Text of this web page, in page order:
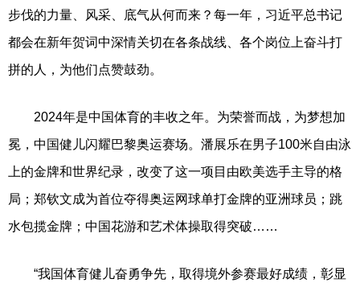
步伐的力量、风采、底气从何而来？每一年，习近平总书记
都会在新年贺词中深情关切在各条战线、各个岗位上奋斗打
拼的人，为他们点赞鼓劲。
2024年是中国体育的丰收之年。为荣誉而战，为梦想加
冕，中国健儿闪耀巴黎奥运赛场。潘展乐在男子100米自由泳
上的金牌和世界纪录，改变了这一项目由欧美选手主导的格
局；郑钦文成为首位夺得奥运网球单打金牌的亚洲球员；跳
水包揽金牌；中国花游和艺术体操取得突破……
“我国体育健儿奋勇争先，取得境外参赛最好成绩，彰显